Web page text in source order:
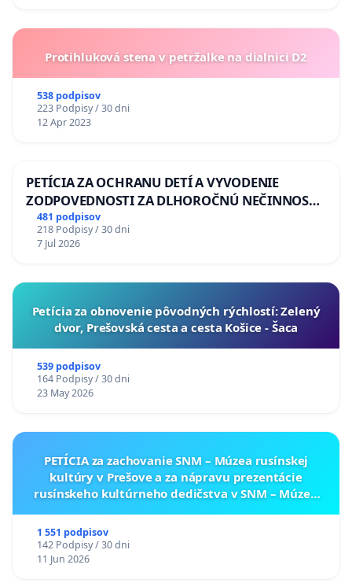
Protihluková stena v petržalke na dialnici D2
538 podpisov
223 Podpisy / 30 dni
12 Apr 2023
PETÍCIA ZA OCHRANU DETÍ A VYVODENIE
ZODPOVEDNOSTI ZA DLHOROČNÚ NEČINNOSŤ
A ZLYHANIE ŠTÁTU
481 podpisov
218 Podpisy / 30 dni
7 Jul 2026
​Petícia za obnovenie pôvodných rýchlostí: Zelený
dvor, Prešovská cesta a cesta Košice - Šaca
539 podpisov
164 Podpisy / 30 dni
23 May 2026
PETÍCIA za zachovanie SNM – Múzea rusínskej
kultúry v Prešove a za nápravu prezentácie
rusínskeho kultúrneho dedičstva v SNM – Múzeu
1 551 podpisov
142 Podpisy / 30 dni
11 Jun 2026